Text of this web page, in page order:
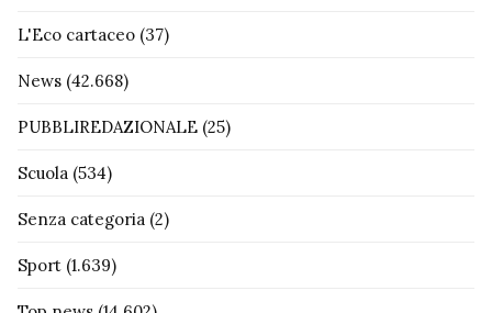
L'Eco cartaceo (37)
News (42.668)
PUBBLIREDAZIONALE (25)
Scuola (534)
Senza categoria (2)
Sport (1.639)